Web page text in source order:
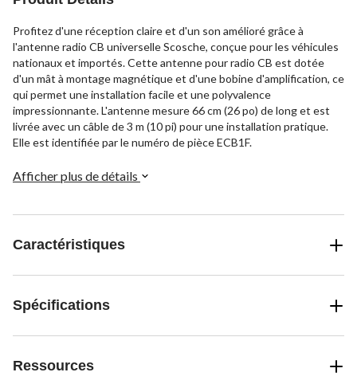
Profitez d'une réception claire et d'un son amélioré grâce à
l'antenne radio CB universelle Scosche, conçue pour les véhicules
nationaux et importés. Cette antenne pour radio CB est dotée
d'un mât à montage magnétique et d'une bobine d'amplification, ce
qui permet une installation facile et une polyvalence
impressionnante. L'antenne mesure 66 cm (26 po) de long et est
livrée avec un câble de 3 m (10 pi) pour une installation pratique.
Elle est identifiée par le numéro de pièce ECB1F.
Afficher plus de détails
Caractéristiques
Spécifications
Ressources